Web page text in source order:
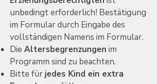
unbedingt erforderlich! Bestätigung
im Formular durch Eingabe des
vollständigen Namens im Formular.
Die Altersbegrenzungen im
Programm sind zu beachten.
Bitte fürjedes Kind ein extra